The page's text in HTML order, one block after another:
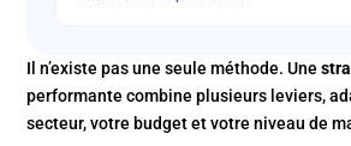
Il n’existe pas une seule méthode. Une
performante combine plusieurs leviers,
secteur, votre budget et votre niveau de